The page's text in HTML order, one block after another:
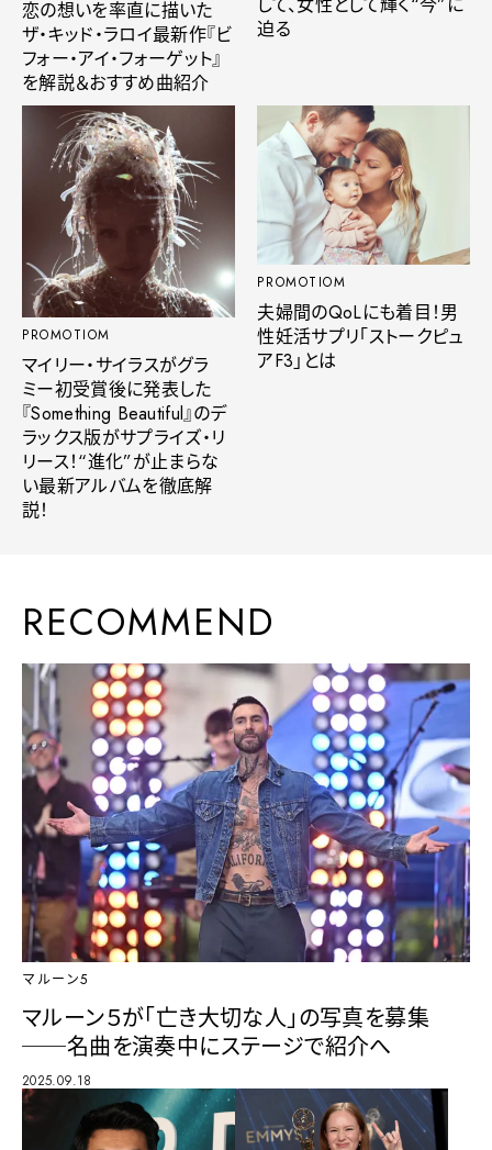
恋の想いを率直に描いた
ザ・キッド・ラロイ最新作『ビ
フォー・アイ・フォーゲット』
を解説＆おすすめ曲紹介
して、女性として輝く“今”に
迫る
PROMOTIOM
マイリー・サイラスがグラ
ミー初受賞後に発表した
『Something Beautiful』のデ
ラックス版がサプライズ・リ
リース！“進化”が止まらな
い最新アルバムを徹底解
説！
PROMOTIOM
夫婦間のQoLにも着目！男
性妊活サプリ「ストークピュ
アF3」とは
RECOMMEND
マルーン5
マルーン５が「亡き大切な人」の写真を募集
──名曲を演奏中にステージで紹介へ
2025.09.18